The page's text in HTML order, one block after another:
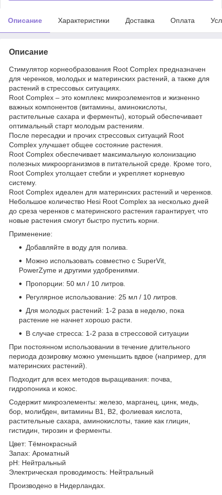
Описание Характеристики Доставка Оплата
Описание
Стимулятор корнеобразования Root Complex предназначен
для черенков, молодых и материнских растений, а также для
растений в стрессовых ситуациях.
Root Complex – это комплекс микроэлементов и жизненно
важных компонентов (витамины, аминокислоты,
растительные сахара и ферменты), который обеспечивает
оптимальный старт молодым растениям.
После пересадки и прочих стрессовых ситуаций Root
Complex улучшает общее состояние растения.
Root Complex обеспечивает максимальную колонизацию
полезных микроорганизмов в питательной среде. Кроме того,
Root Complex утолщает стебли и укрепляет корневую
систему.
Root Complex идеален для материнских растений и черенков.
Небольшое количество Hesi Root Complex за несколько дней
до среза черенков с материнского растения гарантирует, что
новые растения смогут быстро пустить корни.
Применение:
Добавляйте в воду для полива.
Можно использовать совместно с SuperVit,
PowerZyme и другими удобрениями.
Пропорции: 50 мл / 10 литров.
Регулярное использование: 25 мл / 10 литров.
Для молодых растений: 1-2 раза в неделю, пока
растение не начнет хорошо расти.
В случае стресса: 1-2 раза в стрессовой ситуации
При постоянном использовании в течение длительного
периода дозировку можно уменьшить вдвое (например, для
материнских растений).
Подходит для всех методов выращивания: почва,
гидропоника и кокос.
Содержит микроэлементы: железо, марганец, цинк, медь,
бор, молибден, витамины B1, B2, фолиевая кислота,
растительные сахара, аминокислоты, такие как глицин,
гистидин, тирозин и ферменты.
Цвет: Тёмнокрасный
Запах: Ароматный
pH: Нейтральный
Электрическая проводимость: Нейтральный
Производено в Нидерландах.